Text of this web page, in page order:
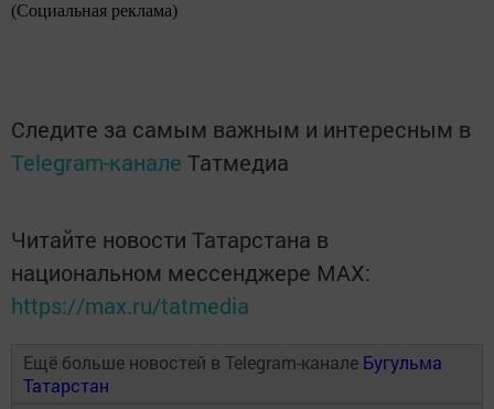
(Социальная реклама)
Следите за самым важным и интересным в
Telegram-канале Татмедиа
Читайте новости Татарстана в
национальном мессенджере MАХ:
https://max.ru/tatmedia
Ещё больше новостей в Telegram-канале Бугульма
Татарстан